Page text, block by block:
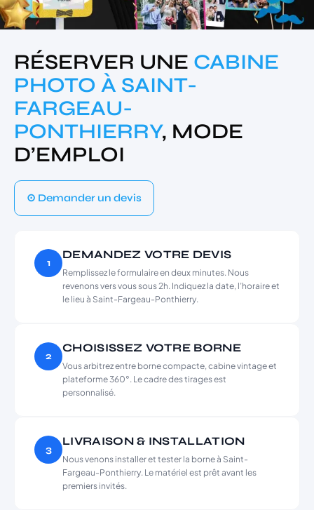
RÉSERVER UNE CABINE
PHOTO À SAINT-
FARGEAU-
PONTHIERRY, MODE
D’EMPLOI
⊙ Demander un devis
1
DEMANDEZ VOTRE DEVIS
Remplissez le formulaire en deux minutes. Nous
revenons vers vous sous 2h. Indiquez la date, l’horaire et
le lieu à Saint-Fargeau-Ponthierry.
2
CHOISISSEZ VOTRE BORNE
Vous arbitrez entre borne compacte, cabine vintage et
plateforme 360°. Le cadre des tirages est
personnalisé.
3
LIVRAISON & INSTALLATION
Nous venons installer et tester la borne à Saint-
Fargeau-Ponthierry. Le matériel est prêt avant les
premiers invités.